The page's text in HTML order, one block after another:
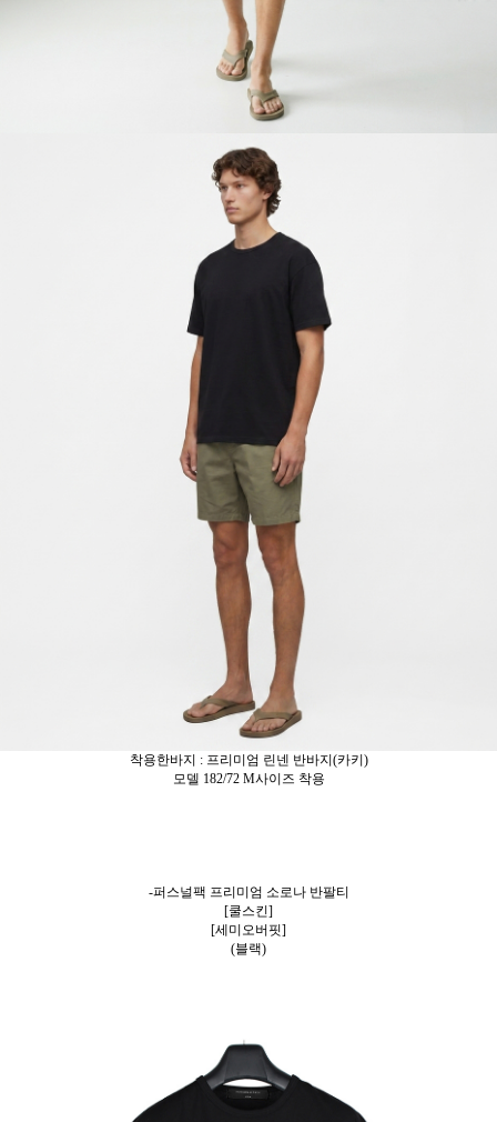
착용한바지 : 프리미엄 린넨 반바지(카키)
모델 182/72 M사이즈 착용
-퍼스널팩 프리미엄 소로나 반팔티
[쿨스킨]
[세미오버핏]
(블랙)